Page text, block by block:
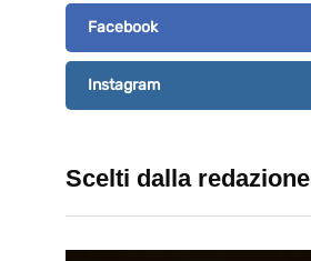
Facebook
Instagram
Scelti dalla redazione